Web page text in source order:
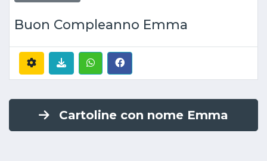
Buon Compleanno Emma
Cartoline con nome Emma